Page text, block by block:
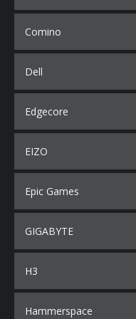
Comino
Dell
Edgecore
EIZO
Epic Games
GIGABYTE
H3
Hammerspace